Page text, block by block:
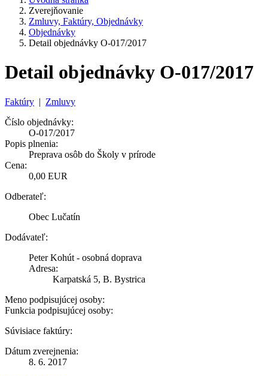
Zverejňovanie
Zmluvy, Faktúry, Objednávky
Objednávky
Detail objednávky O-017/2017
Detail objednávky O-017/2017
Faktúry | Zmluvy
Číslo objednávky:
O-017/2017
Popis plnenia:
Preprava osôb do Školy v prírode
Cena:
0,00 EUR
Odberateľ:
Obec Lučatín
Dodávateľ:
Peter Kohút - osobná doprava
Adresa:
Karpatská 5, B. Bystrica
Meno podpisujúcej osoby:
Funkcia podpisujúcej osoby:
Súvisiace faktúry:
Dátum zverejnenia:
8. 6. 2017